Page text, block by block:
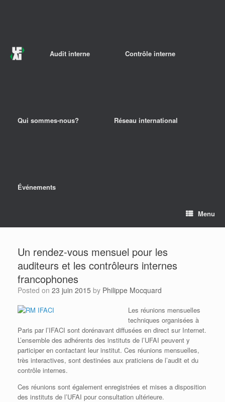
Audit interne Contrôle interne
Qui sommes-nous? Réseau international
Événements
Menu
Un rendez-vous mensuel pour les
auditeurs et les contrôleurs internes
francophones
Posted on 23 juin 2015 by Philippe Mocquard
Les réunions mensuelles
techniques organisées à
Paris par l’IFACI sont dorénavant diffusées en direct sur Internet.
L’ensemble des adhérents des instituts de l’UFAI peuvent y
participer en contactant leur institut. Ces réunions mensuelles,
très interactives, sont destinées aux praticiens de l’audit et du
contrôle internes.
Ces réunions sont également enregistrées et mises a disposition
des instituts de l’UFAI pour consultation ultérieure.